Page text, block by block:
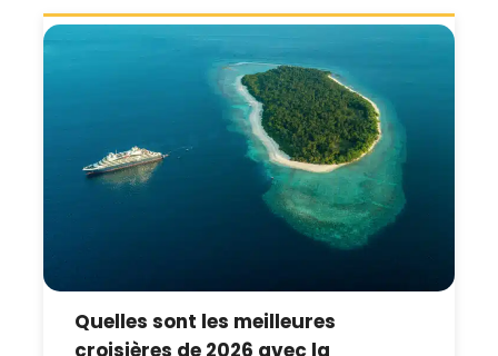
Quelles sont les meilleures
croisières de 2026 avec la